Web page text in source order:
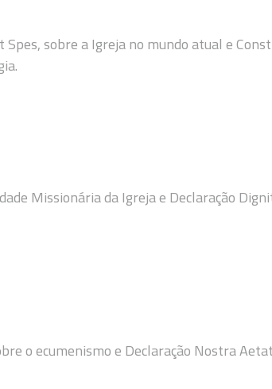
sobre a Igreja no mundo atual e
Missionária da Igreja e Declaração
o ecumenismo e Declaração Nostra